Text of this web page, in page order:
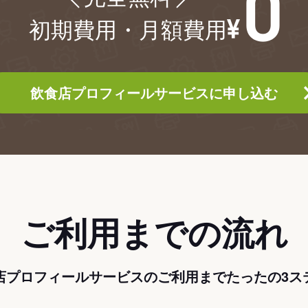
初期費用・月額費用
飲食店プロフィールサービスに申し込む
ご利用までの流れ
プロフィールサービスのご利用までたったの3ス